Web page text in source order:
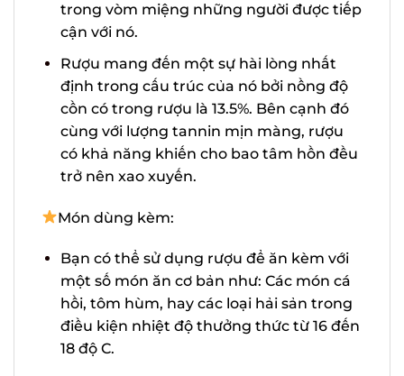
sáng và hài hòa ngay trong vòm miệng
những người được tiếp cận với nó.
Rượu mang đến một sự hài lòng nhất
định trong cấu trúc của nó bởi nồng độ
cồn có trong rượu là 13.5%. Bên cạnh đó
cùng với lượng tannin mịn màng, rượu
có khả năng khiến cho bao tâm hồn
đều trở nên xao xuyến.
Món dùng kèm:
Bạn có thể sử dụng rượu để ăn kèm với
một số món ăn cơ bản như: Các món
cá hồi, tôm hùm, hay các loại hải sản
trong điều kiện nhiệt độ thưởng thức
từ 16 đến 18 độ C.